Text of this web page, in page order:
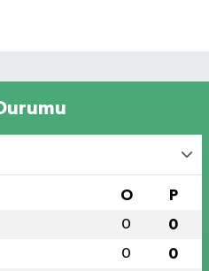
O P
0 0
0 0